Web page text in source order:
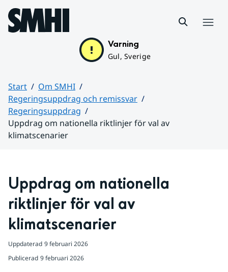
Hoppa till sidans innehåll
Varning
Gul, Sverige
Start
Om SMHI
Regeringsuppdrag och remissvar
Regeringsuppdrag
Uppdrag om nationella riktlinjer för val av
klimatscenarier
Uppdrag om nationella
riktlinjer för val av
klimatscenarier
Uppdaterad 9 februari 2026
Publicerad 9 februari 2026